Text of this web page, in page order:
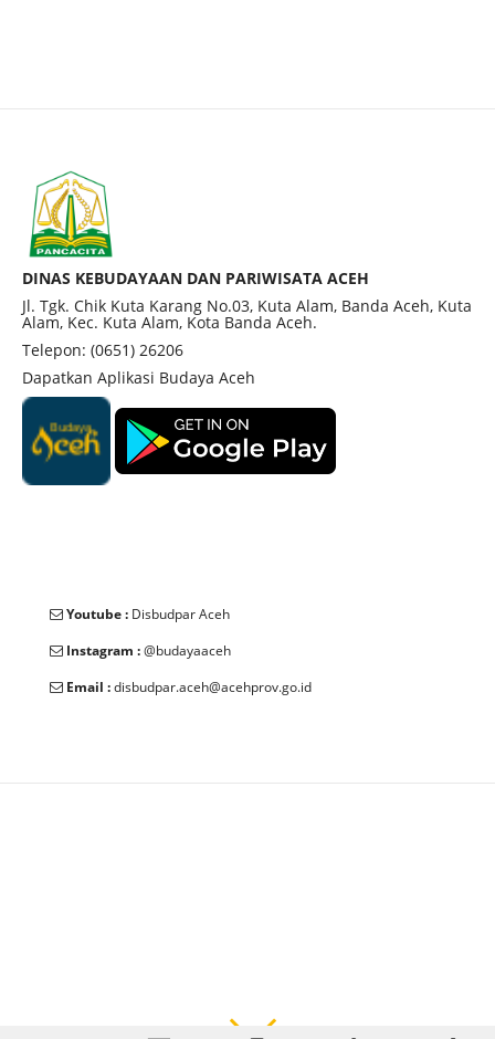
DINAS KEBUDAYAAN DAN PARIWISATA ACEH
Jl. Tgk. Chik Kuta Karang No.03, Kuta Alam, Banda Aceh, Kuta
Alam, Kec. Kuta Alam, Kota Banda Aceh.
Telepon: (0651) 26206
Dapatkan Aplikasi Budaya Aceh
Youtube : Disbudpar Aceh
Instagram :@budayaaceh
Email :disbudpar.aceh@acehprov.go.id